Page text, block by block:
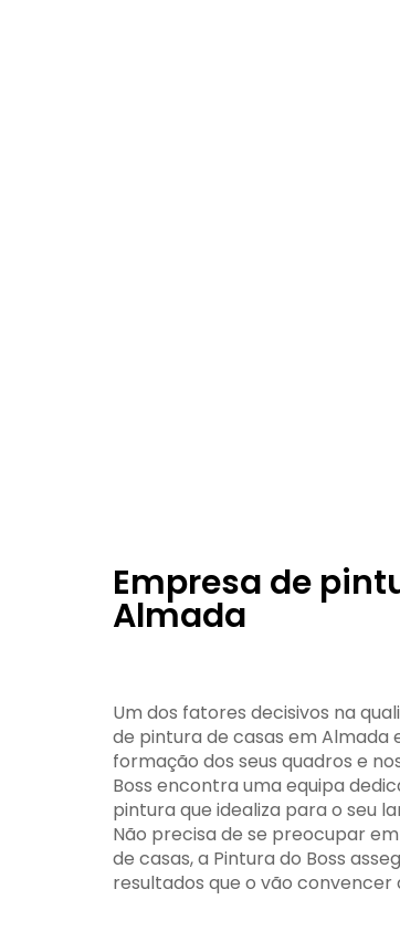
Empresa de
Almada
Um dos fatores decisivos na
de pintura de casas em
formação dos seus quadros e
Boss encontra uma equipa
pintura que idealiza para o seu
Não precisa de se preocupar
de casas, a Pintura do Boss
resultados que o vão